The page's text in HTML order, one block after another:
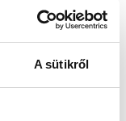
A sütikről